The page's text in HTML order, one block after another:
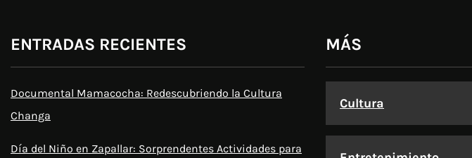
ENTRADAS RECIENTES
Documental Mamacocha: Redescubriendo la Cultura
Changa
Día del Niño en Zapallar: Sorprendentes Actividades para
MÁS
Cultura